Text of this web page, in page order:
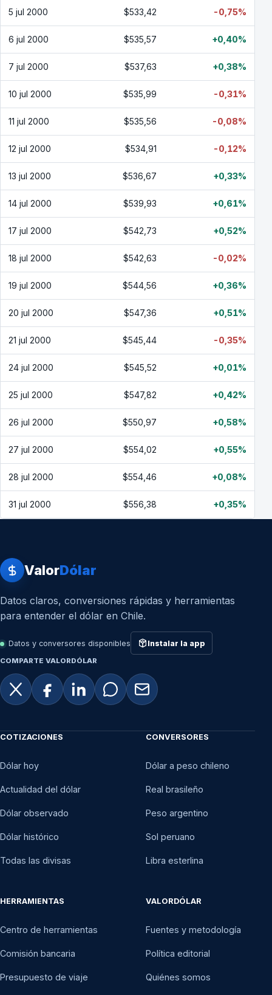
5 jul 2000 $533,42 -0,75%
6 jul 2000 $535,57 +0,40%
7 jul 2000 $537,63 +0,38%
10 jul 2000 $535,99 -0,31%
11 jul 2000 $535,56 -0,08%
12 jul 2000 $534,91 -0,12%
13 jul 2000 $536,67 +0,33%
14 jul 2000 $539,93 +0,61%
17 jul 2000 $542,73 +0,52%
18 jul 2000 $542,63 -0,02%
19 jul 2000 $544,56 +0,36%
20 jul 2000 $547,36 +0,51%
21 jul 2000 $545,44 -0,35%
24 jul 2000 $545,52 +0,01%
25 jul 2000 $547,82 +0,42%
26 jul 2000 $550,97 +0,58%
27 jul 2000 $554,02 +0,55%
28 jul 2000 $554,46 +0,08%
31 jul 2000 $556,38 +0,35%
ValorDólar
Datos claros, conversiones rápidas y herramientas
para entender el dólar en Chile.
Datos y conversores disponibles Instalar la app
COMPARTE VALORDÓLAR
COTIZACIONES
Dólar hoy
Actualidad del dólar
Dólar observado
Dólar histórico
Todas las divisas
CONVERSORES
Dólar a peso chileno
Real brasileño
Peso argentino
Sol peruano
Libra esterlina
HERRAMIENTAS
Centro de herramientas
Comisión bancaria
Presupuesto de viaje
VALORDÓLAR
Fuentes y metodología
Política editorial
Quiénes somos